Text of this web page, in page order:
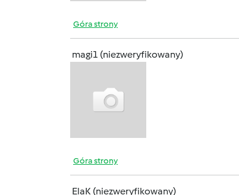
Góra strony
magi1 (niezweryfikowany)
Góra strony
ElaK (niezweryfikowany)